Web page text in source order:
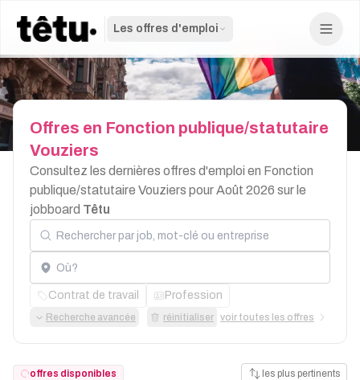
Les offres d'emploi
Offres en Fonction publique/statutaire
Vouziers
Consultez les dernières offres d'emploi en Fonction
publique/statutaire Vouziers pour Août 2026 sur le
jobboard Têtu
Rechercher par job, mot-clé ou entreprise
Localisation
Contrat de travail Profession
Recherche avancée réinitialiser voir toutes les offres
offres disponibles les plus pertinents